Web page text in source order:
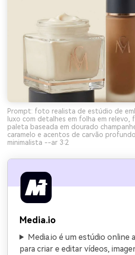
Prompt: foto realista de estúdio de
luxo com detalhes em folha em relevo,
paleta baseada em dourado
caramelo e acentos de carvão
minimalista --ar 3:2
Media.io
Media.io é um estúdio online
para criar e editar vídeos,